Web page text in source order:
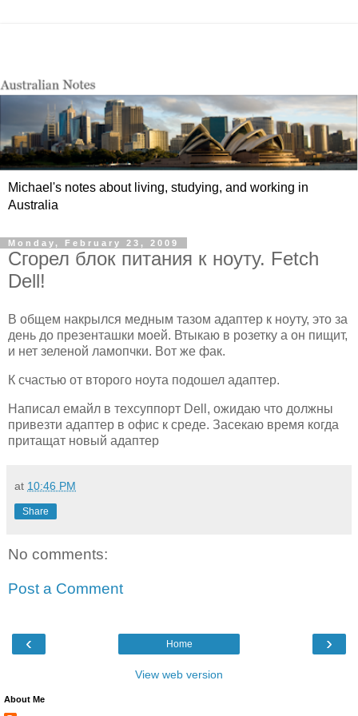
Michael's notes about living, studying, and working in
Australia
Monday, February 23, 2009
Сгорел блок питания к ноуту. Fetch
Dell!
В общем накрылся медным тазом адаптер к ноуту, это за
день до презенташки моей. Втыкаю в розетку а он пищит,
и нет зеленой ламопчки. Вот же фак.
К счастью от второго ноута подошел адаптер.
Написал емайл в техсуппорт Dell, ожидаю что должны
привезти адаптер в офис к среде. Засекаю время когда
притащат новый адаптер
at 10:46 PM
Share
No comments:
Post a Comment
‹ ›
Home
View web version
About Me